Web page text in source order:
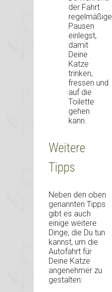
der Fahrt
regelmäßige
Pausen
einlegst,
damit
Deine
Katze
trinken,
fressen und
auf die
Toilette
gehen
kann.
Weitere
Tipps
Neben den oben
genannten Tipps
gibt es auch
einige weitere
Dinge, die Du tun
kannst, um die
Autofahrt für
Deine Katze
angenehmer zu
gestalten: